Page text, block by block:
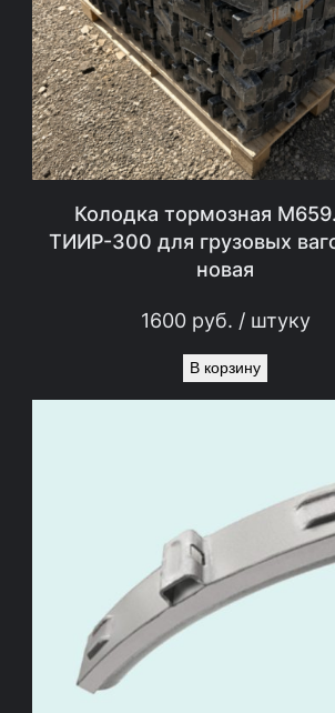
ы
Колодка тормозная
ТИИР-300 для грузовых
новая
1600руб. / штуку
В корзину